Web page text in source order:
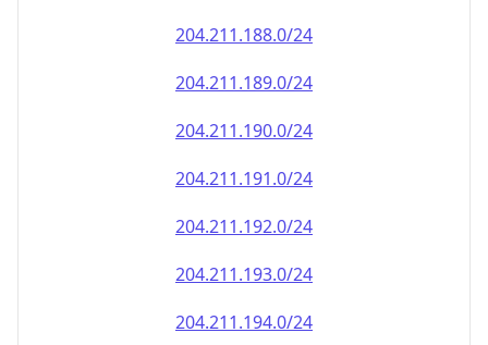
204.211.188.0/24
204.211.189.0/24
204.211.190.0/24
204.211.191.0/24
204.211.192.0/24
204.211.193.0/24
204.211.194.0/24